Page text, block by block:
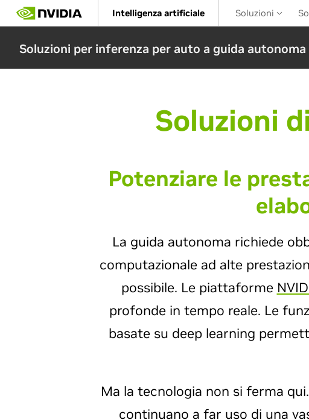
main
content
Intelligenza artificiale Soluzioni
Soluzioni per inferenza per auto a guida autonoma
Soluzioni
Potenziare le
La guida autonoma richiede
computazionale ad alte
possibile. Le piattaforme
profonde in tempo reale. Le
basate su deep learning
Ma la tecnologia non si ferma
continuano a far uso di una